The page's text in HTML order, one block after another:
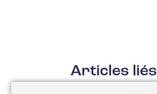
Articles liés